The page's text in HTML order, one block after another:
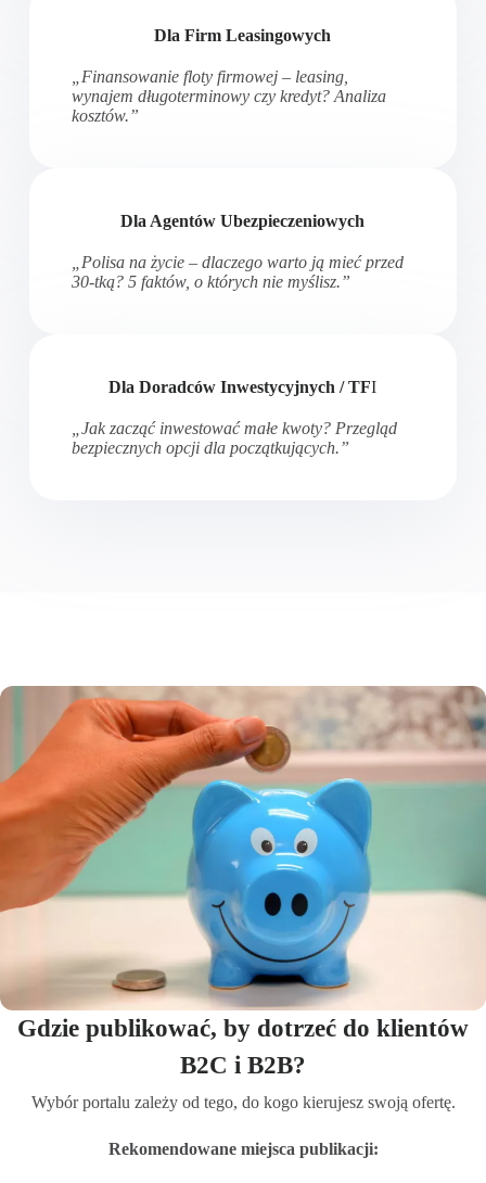
Dla Firm Leasingowych
„Finansowanie floty firmowej – leasing,
wynajem długoterminowy czy kredyt? Analiza
kosztów.”
Dla Agentów Ubezpieczeniowych
„Polisa na życie – dlaczego warto ją mieć przed
30-tką? 5 faktów, o których nie myślisz.”
Dla Doradców Inwestycyjnych / TFI
„Jak zacząć inwestować małe kwoty? Przegląd
bezpiecznych opcji dla początkujących.”
Gdzie publikować, by dotrzeć do klientów
B2C i B2B?
Wybór portalu zależy od tego, do kogo kierujesz swoją ofertę.
Rekomendowane miejsca publikacji: